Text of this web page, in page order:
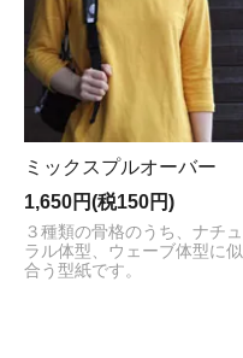
ミックスプルオーバー
1,650円(税150円)
３種類の骨格のうち、ナチュ
ラル体型、ウェーブ体型に似
合う型紙です。